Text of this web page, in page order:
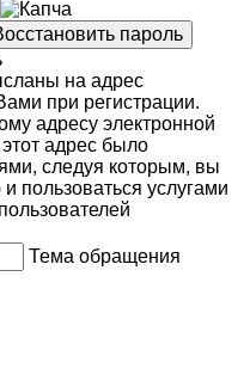
на адрес
при регистрации.
адресу электронной
адрес было
следуя которым, вы
пользоваться услугами
Тема обращения